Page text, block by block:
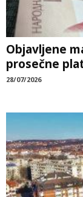
Objavljene
prosečne
28/07/2026